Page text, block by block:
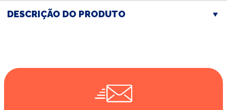
DESCRIÇÃO DO PRODUTO